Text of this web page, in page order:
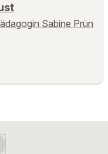
Sabine Prün